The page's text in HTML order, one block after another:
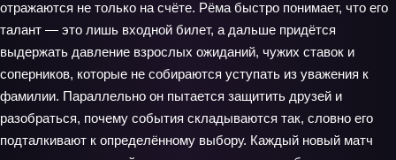
отражаются не только на счёте. Рёма быстро понимает, что его
талант — это лишь входной билет, а дальше придётся
выдержать давление взрослых ожиданий, чужих ставок и
соперников, которые не собираются уступать из уважения к
фамилии. Параллельно он пытается защитить друзей и
разобраться, почему события складываются так, словно его
подталкивают к определённому выбору. Каждый новый матч